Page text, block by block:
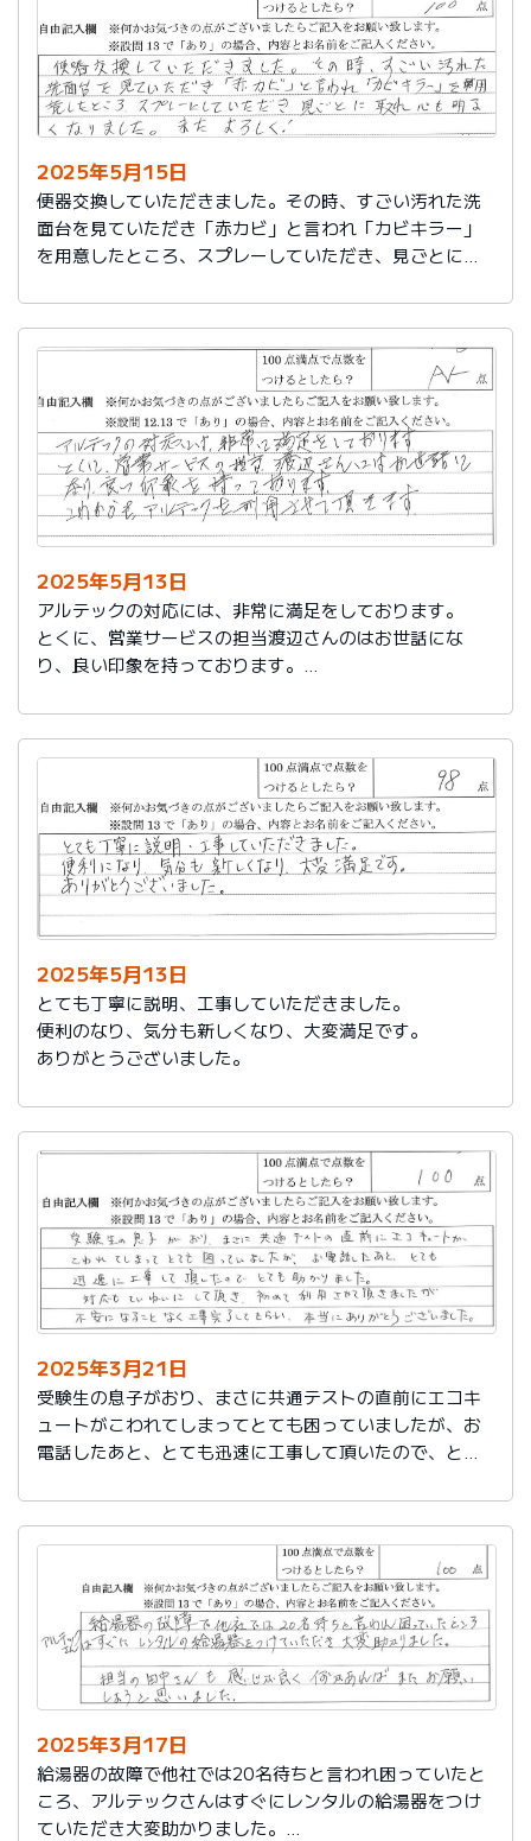
2025年5月15日
便器交換していただきました。その時、すごい汚れた洗
面台を見ていただき「赤カビ」と言われ「カビキラー」
を用意したところ、スプレーしていただき、見ごとに取
2025年5月13日
アルテックの対応には、非常に満足をしております。
とくに、営業サービスの担当渡辺さんのはお世話にな
り、良い印象を持っております。
2025年5月13日
とても丁寧に説明、工事していただきました。
便利のなり、気分も新しくなり、大変満足です。
ありがとうございました。
2025年3月21日
受験生の息子がおり、まさに共通テストの直前にエコキ
ュートがこわれてしまってとても困っていましたが、お
電話したあと、とても迅速に工事して頂いたので、とて
対応もていねいして頂き、初めて利用させて頂きました
が不安になることなく工事完了してもらい、本当にあり
2025年3月17日
給湯器の故障で他社では20名待ちと言われ困っていたと
ころ、アルテックさんはすぐにレンタルの給湯器をつけ
ていただき大変助かりました。